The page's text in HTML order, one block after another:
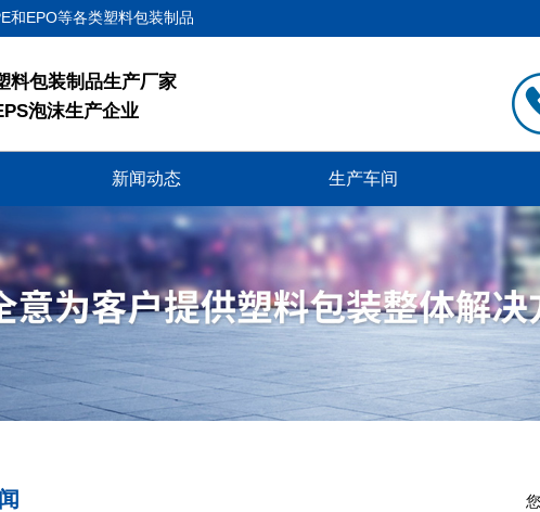
和EPO等各类塑料包装制品
料包装制品生产厂家
泡沫生产企业
新闻动态 生产车间